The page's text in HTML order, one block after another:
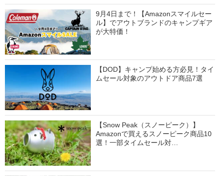
9月4日まで！【Amazonスマイルセー
ル】でアウトブランドのキャンプギア
が大特価！
【DOD】キャンプ始める方必見！タイ
ムセール対象のアウトドア商品7選
【Snow Peak（スノーピーク）】
Amazonで買えるスノーピーク商品10
選！一部タイムセール対…